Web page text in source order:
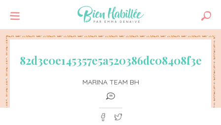
82d3c0e145357e5a520386dc08408f3e
MARINA TEAM BH